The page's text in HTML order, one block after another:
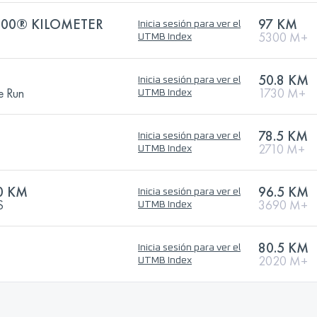
KILOMETER
Inicia sesión para ver el
UTMB Index
97 KM
5300 M+
Run
Inicia sesión para ver el
UTMB Index
50.8 KM
1730 M+
Inicia sesión para ver el
UTMB Index
78.5 KM
2710 M+
KM
Inicia sesión para ver el
UTMB Index
96.5 KM
3690 M+
Inicia sesión para ver el
UTMB Index
80.5 KM
2020 M+